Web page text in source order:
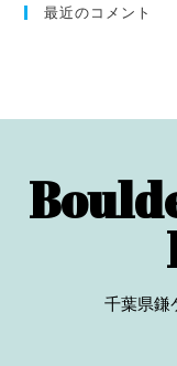
最近のコメント
千葉県鎌